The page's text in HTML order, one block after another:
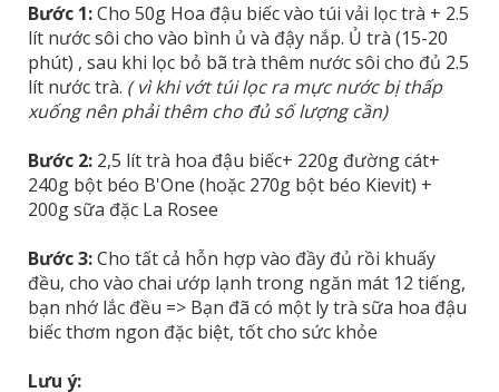
Bước 1:Cho 50g Hoa đậu biếc vào túi vải lọc trà + 2.5
lít nước sôi cho vào bình ủ và đậy nắp. Ủ trà (15-20
phút) , sau khi lọc bỏ bã trà thêm nước sôi cho đủ 2.5
lít nước trà. ( vì khi vớt túi lọc ra mực nước bị thấp
xuống nên phải thêm cho đủ số lượng cần)
Bước 2: 2,5 lít trà hoa đậu biếc+ 220g đường cát+
240g bột béo B'One (hoặc 270g bột béo Kievit) +
200g sữa đặc La Rosee
Bước 3: Cho tất cả hỗn hợp vào đầy đủ rồi khuấy
đều, cho vào chai ướp lạnh trong ngăn mát 12 tiếng,
bạn nhớ lắc đều => Bạn đã có một ly trà sữa hoa đậu
biếc thơm ngon đặc biệt, tốt cho sức khỏe
Lưu ý: